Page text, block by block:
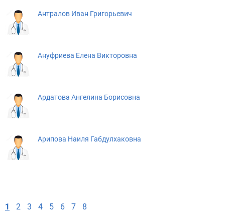
Антралов Иван Григорьевич
Ануфриева Елена Викторовна
Ардатова Ангелина Борисовна
Арипова Наиля Габдулхаковна
1 2 3 4 5 6 7 8